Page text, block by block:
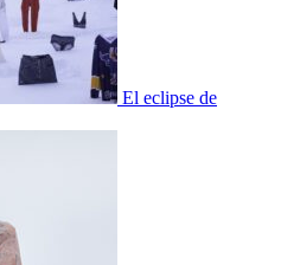
El eclipse de